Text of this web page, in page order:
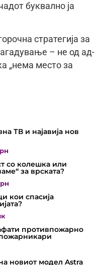
буквално ја
стратегија за
– не од ад-
„нема место за
ТВ и најавија нов
со колешка или
за врската?
кои спасија
противпожарно
новиот модел Astra